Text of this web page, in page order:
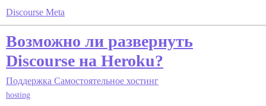
Discourse Meta
Возможно ли развернуть
Discourse на Heroku?
Поддержка Самостоятельное хостинг
hosting